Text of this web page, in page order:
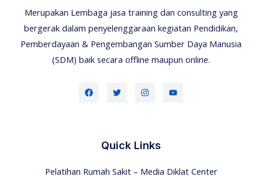
Merupakan Lembaga jasa training dan consulting yang
bergerak dalam penyelenggaraan kegiatan Pendidikan,
Pemberdayaan & Pengembangan Sumber Daya Manusia
(SDM) baik secara offline maupun online.
Quick Links
Pelatihan Rumah Sakit – Media Diklat Center